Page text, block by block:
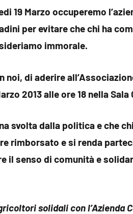
19 Marzo occuperemo
per evitare che chi ha
immorale.
noi, di aderire
2013 alle ore 18 nella
svolta dalla politica e che
rimborsato e si renda
il senso di comunità e
solidali con l’Azienda